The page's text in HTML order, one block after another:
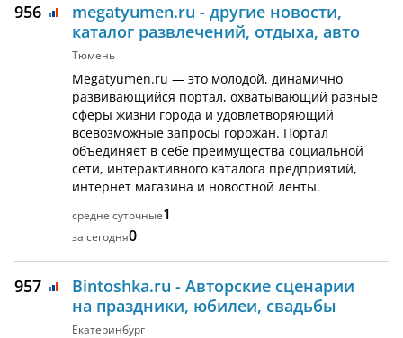
956
megatyumen.ru - другие новости,
каталог развлечений, отдыха, авто
Тюмень
Megatyumen.ru — это молодой, динамично
развивающийся портал, охватывающий разные
сферы жизни города и удовлетворяющий
всевозможные запросы горожан. Портал
объединяет в себе преимущества социальной
сети, интерактивного каталога предприятий,
интернет магазина и новостной ленты.
1
0
957
Bintoshka.ru - Авторские сценарии
на праздники, юбилеи, свадьбы
Екатеринбург